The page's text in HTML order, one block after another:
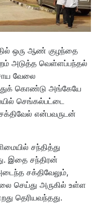
ஒரு ஆண் குழந்தை
அடுத்த வெள்ளப்பந்தல்
வேலை
கொண்டு அங்கேயே
செங்கல்பட்டை
என்பவருடன்
சந்தித்து
இதை சந்திரன்
சக்திவேலும்,
செய்து அருகில் உள்ள
தெரியவந்தது.